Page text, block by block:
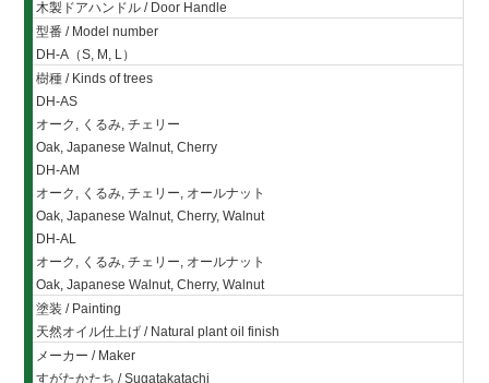
木製ドアハンドル / Door Handle
型番 / Model number
DH-A（S, M, L）
樹種 / Kinds of trees
DH-AS
オーク, くるみ, チェリー
Oak, Japanese Walnut, Cherry
DH-AM
オーク, くるみ, チェリー, オールナット
Oak, Japanese Walnut, Cherry, Walnut
DH-AL
オーク, くるみ, チェリー, オールナット
Oak, Japanese Walnut, Cherry, Walnut
塗装 / Painting
天然オイル仕上げ / Natural plant oil finish
メーカー / Maker
すがたかたち / Sugatakatachi